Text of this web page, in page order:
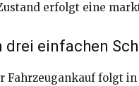
erfolgt eine
einfachen
Fahrzeugankauf folgt